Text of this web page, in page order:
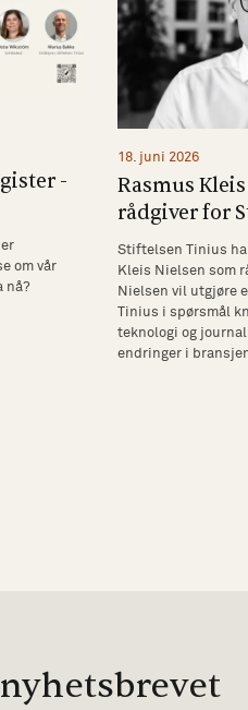
-
om vår
nå?
18. juni 2026
Rasmus
rådgiver for
Stiftelsen Tinius
Kleis Nielsen som
Nielsen vil utgjøre
Tinius i spørsmål
teknologi og
endringer i